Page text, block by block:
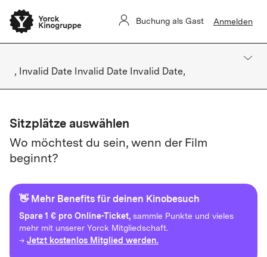
Buchung als Gast Anmelden
, Invalid Date Invalid Date Invalid Date,
Sitzplätze auswählen
Wo möchtest du sein, wenn der Film
beginnt?
👋 Mehr Benefits für deinen Kinobesuch
Spare1 € pro Online-Ticket, sammle Punkte und vieles
mehr mit unserer Yorck Mitgliedschaft.
→ Jetzt kostenlos Mitglied werden.